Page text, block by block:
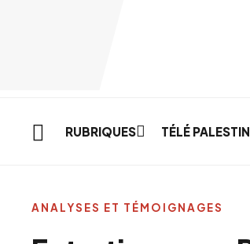
RUBRIQUES TÉLÉ
ANALYSES ET TÉMOIGNAGES